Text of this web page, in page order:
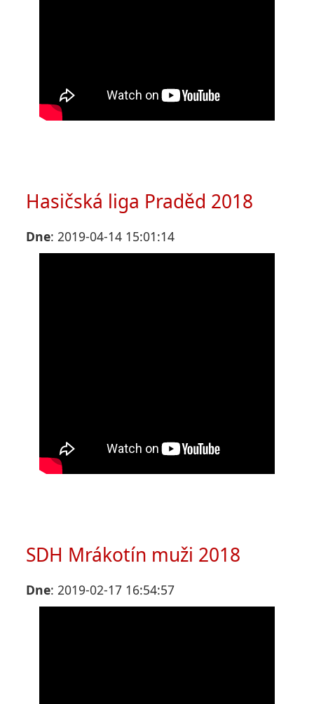
Hasičská liga Praděd 2018
Dne: 2019-04-14 15:01:14
SDH Mrákotín muži 2018
Dne: 2019-02-17 16:54:57